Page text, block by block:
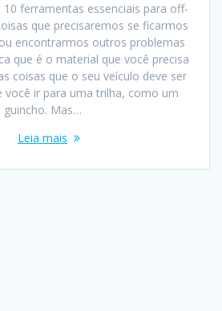
ferramentas essenciais para off-
que precisaremos se ficarmos
encontrarmos outros problemas
que é o material que você precisa
coisas que o seu veículo deve ser
você ir para uma trilha, como um
guincho. Mas…
Leia mais